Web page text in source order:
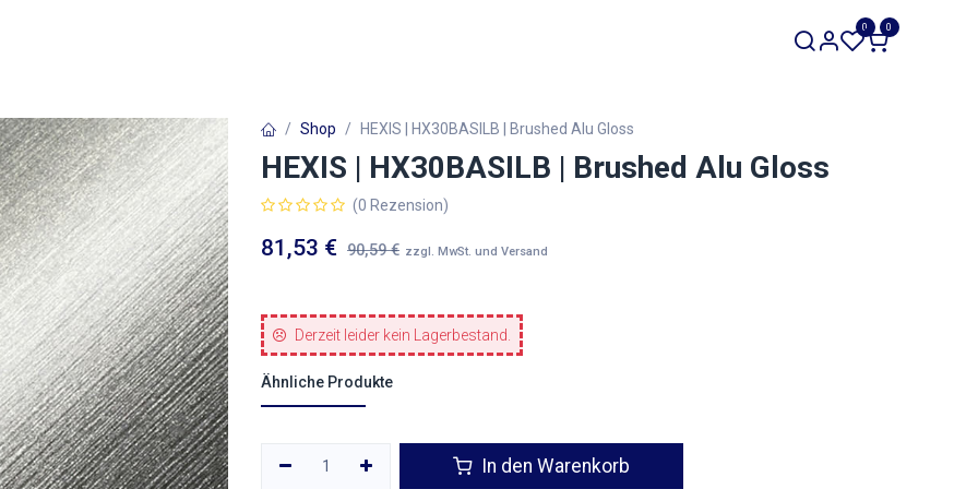
0 0
Shop HEXIS | HX30BASILB | Brushed Alu Gloss
HEXIS | HX30BASILB | Brushed Alu Gloss
(0 Rezension)
81,53 € 90,59€ zzgl. MwSt. und Versand
Derzeit leider kein Lagerbestand.
Ähnliche Produkte
In den Warenkorb